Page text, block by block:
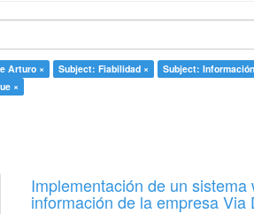
Arturo × Subject: Fiabilidad × Subject:
×
Implementación de un
información de la empresa Via